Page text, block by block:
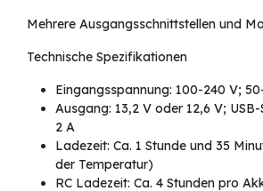
Mehrere Ausgangsschnittstellen und
Technische Spezifikationen
Eingangsspannung: 100-240 V;
Ausgang: 13,2 V oder 12,6 V;
2 A
Ladezeit: Ca. 1 Stunde und 35
der Temperatur)
RC Ladezeit: Ca. 4 Stunden pro